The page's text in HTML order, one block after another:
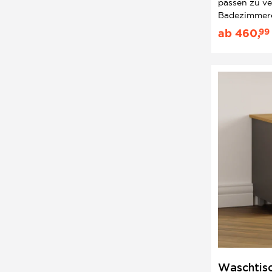
passen zu
dem Bad
verliehen
ab 460,99